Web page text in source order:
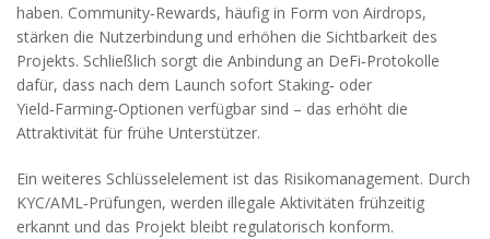
haben. Community‑Rewards, häufig in Form von Airdrops,
stärken die Nutzerbindung und erhöhen die Sichtbarkeit des
Projekts. Schließlich sorgt die Anbindung an DeFi‑Protokolle
dafür, dass nach dem Launch sofort Staking‑ oder
Yield‑Farming‑Optionen verfügbar sind – das erhöht die
Attraktivität für frühe Unterstützer.
Ein weiteres Schlüsselelement ist das Risikomanagement. Durch
KYC/AML‑Prüfungen, werden illegale Aktivitäten frühzeitig
erkannt und das Projekt bleibt regulatorisch konform.